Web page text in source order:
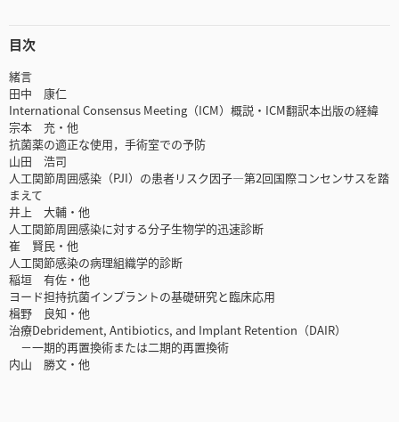
目次
緒言
田中 康仁
International Consensus Meeting（ICM）概説・ICM翻訳本出版の経緯
宗本 充・他
抗菌薬の適正な使用，手術室での予防
山田 浩司
人工関節周囲感染（PJI）の患者リスク因子―第2回国際コンセンサスを踏
まえて
井上 大輔・他
人工関節周囲感染に対する分子生物学的迅速診断
崔 賢民・他
人工関節感染の病理組織学的診断
稲垣 有佐・他
ヨード担持抗菌インプラントの基礎研究と臨床応用
楫野 良知・他
治療Debridement, Antibiotics, and Implant Retention（DAIR）
－一期的再置換術または二期的再置換術
内山 勝文・他